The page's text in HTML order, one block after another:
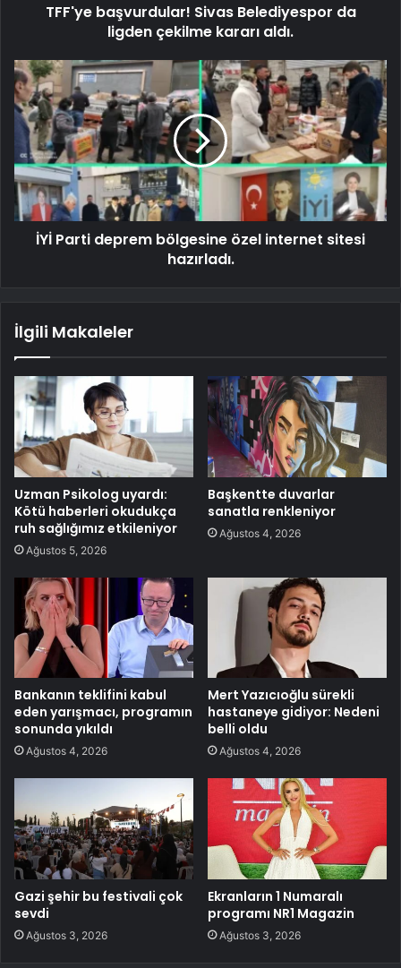
TFF'ye başvurdular! Sivas Belediyespor da
ligden çekilme kararı aldı.
İYİ Parti deprem bölgesine özel internet sitesi
hazırladı.
İlgili Makaleler
Uzman Psikolog uyardı:
Kötü haberleri okudukça
ruh sağlığımız etkileniyor
Ağustos 5, 2026
Başkentte duvarlar
sanatla renkleniyor
Ağustos 4, 2026
Bankanın teklifini kabul
eden yarışmacı, programın
sonunda yıkıldı
Ağustos 4, 2026
Mert Yazıcıoğlu sürekli
hastaneye gidiyor: Nedeni
belli oldu
Ağustos 4, 2026
Gazi şehir bu festivali çok
sevdi
Ağustos 3, 2026
Ekranların 1 Numaralı
programı NR1 Magazin
Ağustos 3, 2026